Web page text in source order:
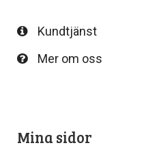
Kundtjänst
Mer om oss
Mina sidor